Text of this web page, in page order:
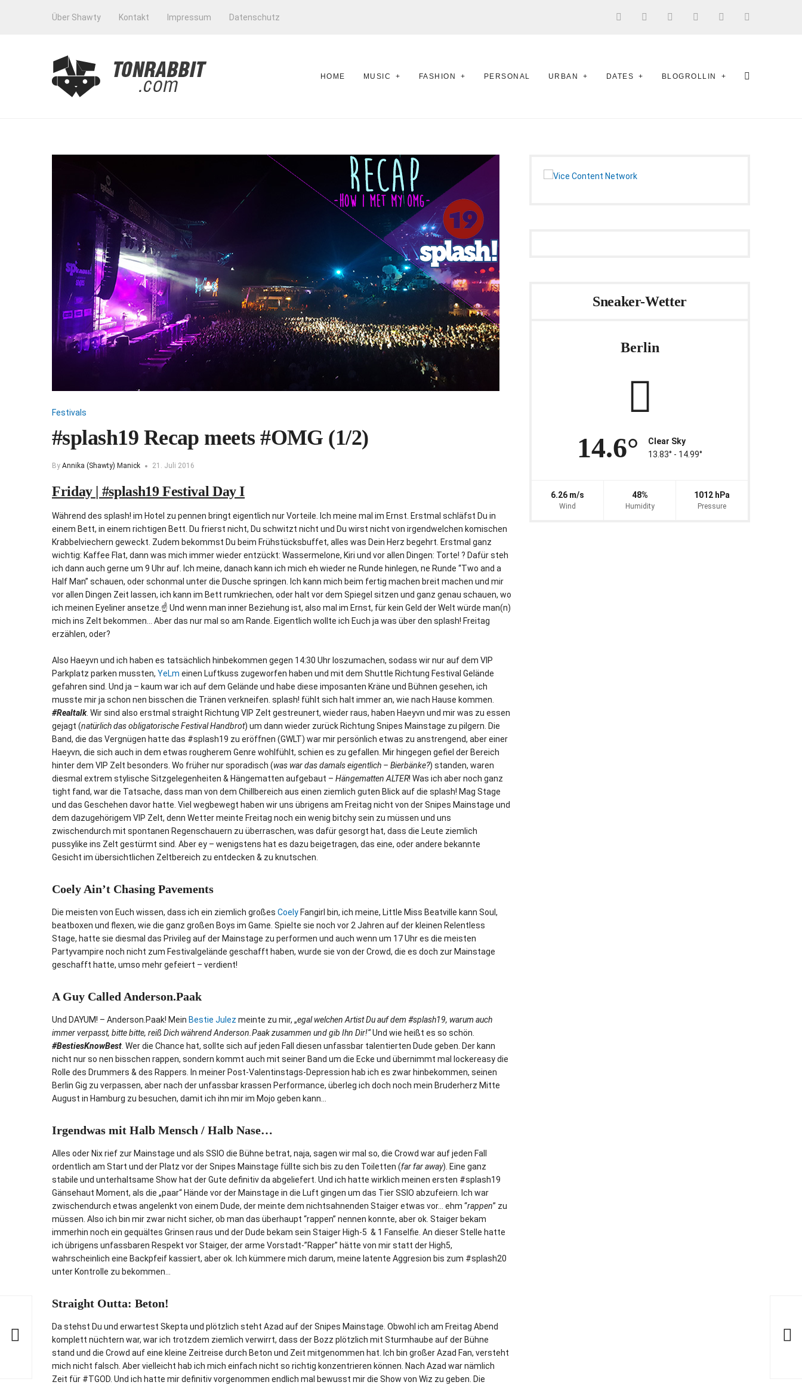
Über Shawty Kontakt Impressum Datenschutz
HOME MUSIC FASHION PERSONAL URBAN DATES BLOGROLLIN
Festivals
#splash19 Recap meets #OMG (1/2)
By Annika (Shawty) Manick 21. Juli 2016
Friday | #splash19 Festival Day I
Während des splash! im Hotel zu pennen bringt eigentlich nur Vorteile. Ich meine mal im Ernst. Erstmal schläfst Du in
einem Bett, in einem richtigen Bett. Du frierst nicht, Du schwitzt nicht und Du wirst nicht von irgendwelchen komischen
Krabbelviechern geweckt. Zudem bekommst Du beim Frühstücksbuffet, alles was Dein Herz begehrt. Erstmal ganz
wichtig: Kaffee Flat, dann was mich immer wieder entzückt: Wassermelone, Kiri und vor allen Dingen: Torte! ? Dafür steh
ich dann auch gerne um 9 Uhr auf. Ich meine, danach kann ich mich eh wieder ne Runde hinlegen, ne Runde “Two and a
Half Man” schauen, oder schonmal unter die Dusche springen. Ich kann mich beim fertig machen breit machen und mir
vor allen Dingen Zeit lassen, ich kann im Bett rumkriechen, oder halt vor dem Spiegel sitzen und ganz genau schauen, wo
ich meinen Eyeliner ansetze.☝️ Und wenn man inner Beziehung ist, also mal im Ernst, für kein Geld der Welt würde man(n)
mich ins Zelt bekommen… Aber das nur mal so am Rande. Eigentlich wollte ich Euch ja was über den splash! Freitag
erzählen, oder?
Also Haeyvn und ich haben es tatsächlich hinbekommen gegen 14:30 Uhr loszumachen, sodass wir nur auf dem VIP
Parkplatz parken mussten, YeLm einen Luftkuss zugeworfen haben und mit dem Shuttle Richtung Festival Gelände
gefahren sind. Und ja – kaum war ich auf dem Gelände und habe diese imposanten Kräne und Bühnen gesehen, ich
musste mir ja schon nen bisschen die Tränen verkneifen. splash! fühlt sich halt immer an, wie nach Hause kommen.
#Realtalk. Wir sind also erstmal straight Richtung VIP Zelt gestreunert, wieder raus, haben Haeyvn und mir was zu essen
gejagt (natürlich das obligatorische Festival Handbrot) um dann wieder zurück Richtung Snipes Mainstage zu pilgern. Die
Band, die das Vergnügen hatte das #splash19 zu eröffnen (GWLT) war mir persönlich etwas zu anstrengend, aber einer
Haeyvn, die sich auch in dem etwas rougherem Genre wohlfühlt, schien es zu gefallen. Mir hingegen gefiel der Bereich
hinter dem VIP Zelt besonders. Wo früher nur sporadisch (was war das damals eigentlich – Bierbänke?) standen, waren
diesmal extrem stylische Sitzgelegenheiten & Hängematten aufgebaut – Hängematten ALTER! Was ich aber noch ganz
tight fand, war die Tatsache, dass man von dem Chillbereich aus einen ziemlich guten Blick auf die splash! Mag Stage
und das Geschehen davor hatte. Viel wegbewegt haben wir uns übrigens am Freitag nicht von der Snipes Mainstage und
dem dazugehörigem VIP Zelt, denn Wetter meinte Freitag noch ein wenig bitchy sein zu müssen und uns
zwischendurch mit spontanen Regenschauern zu überraschen, was dafür gesorgt hat, dass die Leute ziemlich
pussylike ins Zelt gestürmt sind. Aber ey – wenigstens hat es dazu beigetragen, das eine, oder andere bekannte
Gesicht im übersichtlichen Zeltbereich zu entdecken & zu knutschen.
Coely Ain’t Chasing Pavements
Die meisten von Euch wissen, dass ich ein ziemlich großes Coely Fangirl bin, ich meine, Little Miss Beatville kann Soul,
beatboxen und flexen, wie die ganz großen Boys im Game. Spielte sie noch vor 2 Jahren auf der kleinen Relentless
Stage, hatte sie diesmal das Privileg auf der Mainstage zu performen und auch wenn um 17 Uhr es die meisten
Partyvampire noch nicht zum Festivalgelände geschafft haben, wurde sie von der Crowd, die es doch zur Mainstage
geschafft hatte, umso mehr gefeiert – verdient!
A Guy Called Anderson.Paak
Und DAYUM! – Anderson.Paak! Mein Bestie Julez meinte zu mir, „egal welchen Artist Du auf dem #splash19, warum auch
immer verpasst, bitte bitte, reiß Dich während Anderson.Paak zusammen und gib Ihn Dir!“Und wie heißt es so schön.
#BestiesKnowBest . Wer die Chance hat, sollte sich auf jeden Fall diesen unfassbar talentierten Dude geben. Der kann
nicht nur so nen bisschen rappen, sondern kommt auch mit seiner Band um die Ecke und übernimmt mal lockereasy die
Rolle des Drummers & des Rappers. In meiner Post-Valentinstags-Depression hab ich es zwar hinbekommen, seinen
Berlin Gig zu verpassen, aber nach der unfassbar krassen Performance, überleg ich doch noch mein Bruderherz Mitte
August in Hamburg zu besuchen, damit ich ihn mir im Mojo geben kann…
Irgendwas mit Halb Mensch / Halb Nase…
Alles oder Nix rief zur Mainstage und als SSIO die Bühne betrat, naja, sagen wir mal so, die Crowd war auf jeden Fall
ordentlich am Start und der Platz vor der Snipes Mainstage füllte sich bis zu den Toiletten (far far away). Eine ganz
stabile und unterhaltsame Show hat der Gute definitiv da abgeliefert. Und ich hatte wirklich meinen ersten #splash19
Gänsehaut Moment, als die „paar“ Hände vor der Mainstage in die Luft gingen um das Tier SSIO abzufeiern. Ich war
zwischendurch etwas angelenkt von einem Dude, der meinte dem nichtsahnenden Staiger etwas vor… ehm “rappen” zu
müssen. Also ich bin mir zwar nicht sicher, ob man das überhaupt “rappen” nennen konnte, aber ok. Staiger bekam
immerhin noch ein gequältes Grinsen raus und der Dude bekam sein Staiger High-5 & 1 Fanselfie. An dieser Stelle hatte
ich übrigens unfassbaren Respekt vor Staiger, der arme Vorstadt-”Rapper” hätte von mir statt der High5,
wahrscheinlich eine Backpfeif kassiert, aber ok. Ich kümmere mich darum, meine latente Aggresion bis zum #splash20
unter Kontrolle zu bekommen…
Straight Outta: Beton!
Da stehst Du und erwartest Skepta und plötzlich steht Azad auf der Snipes Mainstage. Obwohl ich am Freitag Abend
komplett nüchtern war, war ich trotzdem ziemlich verwirrt, dass der Bozz plötzlich mit Sturmhaube auf der Bühne
stand und die Crowd auf eine kleine Zeitreise durch Beton und Zeit mitgenommen hat. Ich bin großer Azad Fan, versteht
mich nicht falsch. Aber vielleicht hab ich mich einfach nicht so richtig konzentrieren können. Nach Azad war nämlich
Zeit für #TGOD. Und ich hatte mir definitiv vorgenommen endlich mal bewusst mir die Show von Wiz zu geben. Die
Sneaker-Wetter
Berlin
14.6°
Clear Sky
13.83° ‐ 14.99°
6.26 m/s
Wind
48%
Humidity
1012 hPa
Pressure